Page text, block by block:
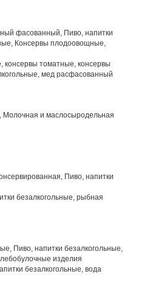
фасованный, Пиво, напитки
Консервы плодоовощные,
консервы томатные, консервы
мед расфасованный
Молочная и маслосыродельная
Пиво, напитки
безалкогольные, рыбная
Пиво, напитки безалкогольные,
изделия
безалкогольные, вода